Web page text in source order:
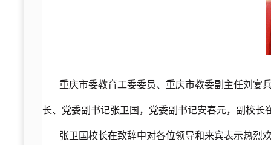
重庆市委教育工委委员、重庆市教委副主任刘宴
长、党委副书记张卫国，党委副书记安春元，副校
张卫国校长在致辞中对各位领导和来宾表示热烈